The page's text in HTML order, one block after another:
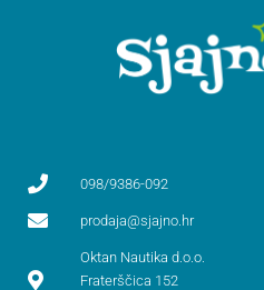
098/9386-092
prodaja@sjajno.hr
Oktan Nautika d.o.o.
Fraterščica 152